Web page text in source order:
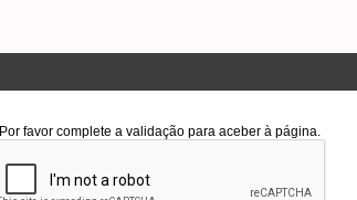
Por favor complete a validação para aceber à página.